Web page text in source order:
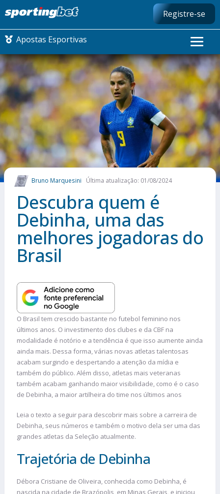
Registre-se
Apostas Esportivas
CONMEBOL LIBERTADORES
FUTEBOL NACIONAL
FUTEBOL INTERNACIONAL
COMO APOSTAR
MAIS ESPORTES
Bruno Marquesini Última atualização: 01/08/2024
Descubra quem é
Debinha, uma das
melhores jogadoras do
Brasil
O Brasil tem crescido bastante no futebol feminino nos
últimos anos. O investimento dos clubes e da CBF na
modalidade é notório e a tendência é que isso aumente ainda
ainda mais. Dessa forma, várias novas atletas talentosas
acabam surgindo e despertando a atenção da mídia e
também do público. Além disso, atletas mais veteranas
também acabam ganhando maior visibilidade, como é o caso
de Debinha, a maior artilheira do time nos últimos anos
Leia o texto a seguir para descobrir mais sobre a carreira de
Debinha, seus números e também o motivo dela ser uma das
grandes atletas da Seleção atualmente.
Trajetória de Debinha
Débora Cristiane de Oliveira, conhecida como Debinha, é
nascida na cidade de Brazópolis, em Minas Gerais, e iniciou